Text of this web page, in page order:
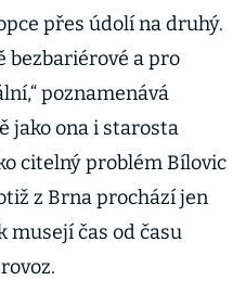
přes údolí na druhý.
bezbariérové a pro
poznamenává
jako ona i starosta
citelný problém Bílovic
z Brna prochází jen
musejí čas od času